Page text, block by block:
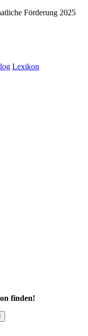
Förderung 2025
Lexikon
finden!